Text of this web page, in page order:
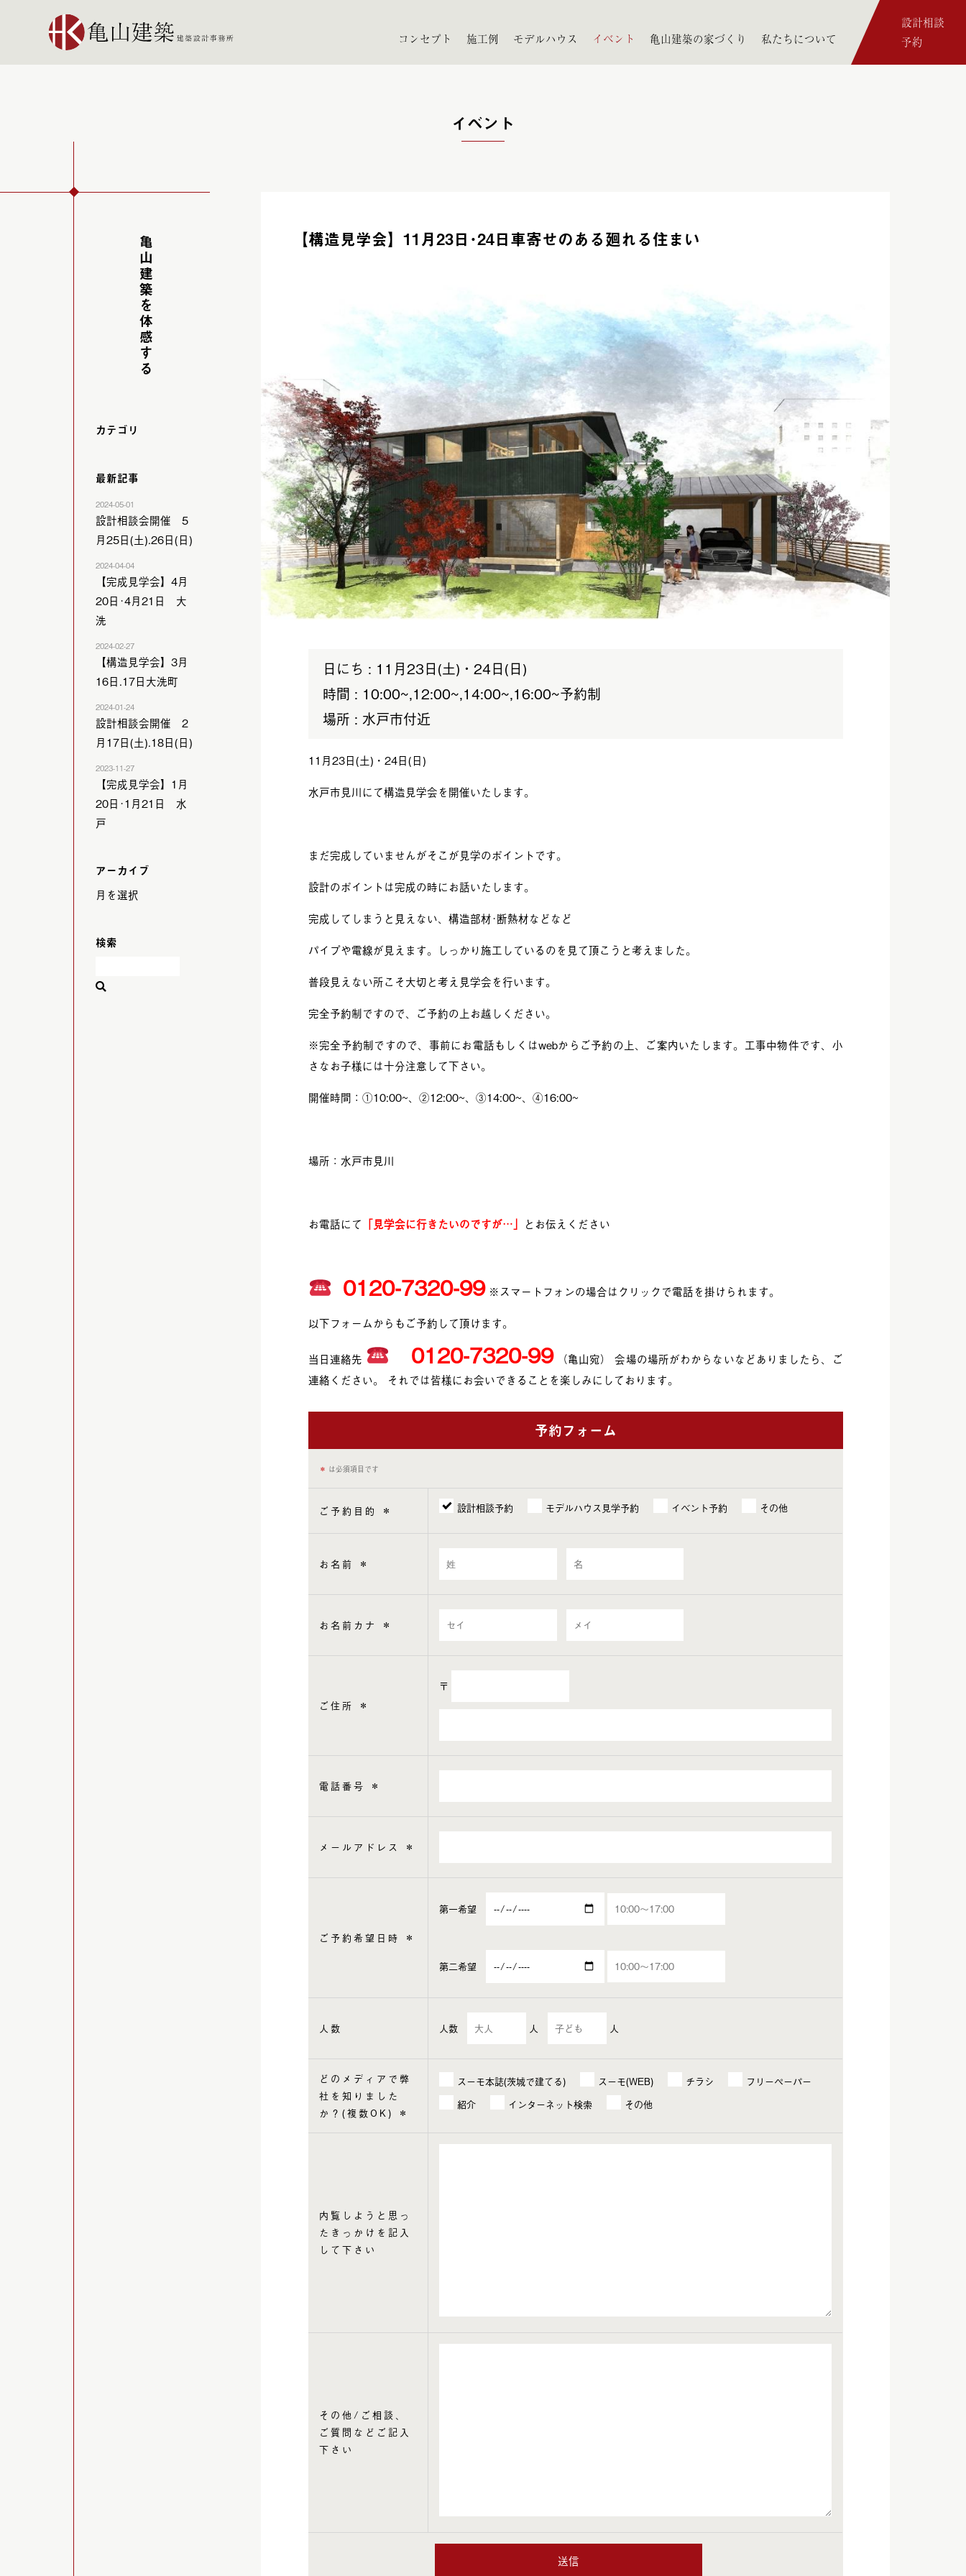
コンセプト 施工例 モデルハウス イベント 亀山建築の家づくり 私たちについて
設計相談
予約
イベント
亀山建築を体感する
カテゴリ
最新記事
2024-05-01
設計相談会開催 5
月25日(土).26日(日)
2024-04-04
【完成見学会】4月
20日･4月21日 大
洗
2024-02-27
【構造見学会】3月
16日.17日大洗町
2024-01-24
設計相談会開催 2
月17日(土).18日(日)
2023-11-27
【完成見学会】1月
20日･1月21日 水
戸
アーカイブ
検索
【構造見学会】11月23日･24日車寄せのある廻れる住まい
日にち : 11月23日(土)・24日(日)
時間 : 10:00~,12:00~,14:00~,16:00~予約制
場所 : 水戸市付近
11月23日(土)・24日(日)
水戸市見川にて構造見学会を開催いたします。
まだ完成していませんがそこが見学のポイントです。
設計のポイントは完成の時にお話いたします。
完成してしまうと見えない、構造部材･断熱材などなど
パイプや電線が見えます。しっかり施工しているのを見て頂こうと考えました。
普段見えない所こそ大切と考え見学会を行います。
完全予約制ですので、ご予約の上お越しください。
※完全予約制ですので、事前にお電話もしくはwebからご予約の上、ご案内いたします。工事中物件です、小
さなお子様には十分注意して下さい。
開催時間：①10:00~、②12:00~、③14:00~、④16:00~
場所：水戸市見川
お電話にて 「見学会に行きたいのですが…」 とお伝えください
0120-7320-99※スマートフォンの場合はクリックで電話を掛けられます。
以下フォームからもご予約して頂けます。
当日連絡先 0120-7320-99（亀山宛） 会場の場所がわからないなどありましたら、ご
連絡ください。 それでは皆様にお会いできることを楽しみにしております。
予約フォーム
＊ は必須項目です
ご予約目的 ＊ 設計相談予約 モデルハウス見学予約 イベント予約 その他
お名前 ＊
お名前カナ ＊
ご住所 ＊
〒
電話番号 ＊
メールアドレス ＊
ご予約希望日時 ＊
第一希望
第二希望
人数 人数 人 人
どのメディアで弊
社を知りました
か？(複数OK)
＊
スーモ本誌(茨城で建てる) スーモ(WEB) チラシ
フリーペーパー
紹介
インターネット検索 その他
内覧しようと思っ
たきっかけを記入
して下さい
その他/ご相談、
ご質問などご記入
下さい